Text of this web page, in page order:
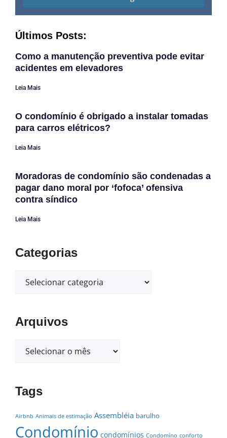
Últimos Posts:
Como a manutenção preventiva pode evitar
acidentes em elevadores
Leia Mais
O condomínio é obrigado a instalar tomadas
para carros elétricos?
Leia Mais
Moradoras de condomínio são condenadas a
pagar dano moral por ‘fofoca’ ofensiva
contra síndico
Leia Mais
Categorias
Arquivos
Tags
Airbnb Animais de estimação Assembléia barulho
Condomínio condomínios Condomíno conforto